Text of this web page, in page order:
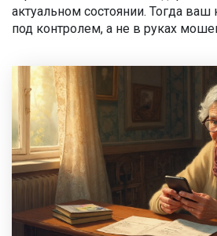
актуальном состоянии. Тогда ваш
под контролем, а не в руках